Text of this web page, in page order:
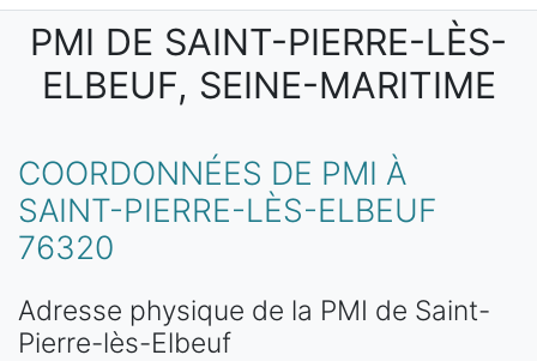
Aller au contenu principal
PMI DE SAINT-PIERRE-LÈS-
ELBEUF, SEINE-MARITIME
COORDONNÉES DE PMI À
SAINT-PIERRE-LÈS-ELBEUF
76320
Adresse physique de la PMI de Saint-
Pierre-lès-Elbeuf